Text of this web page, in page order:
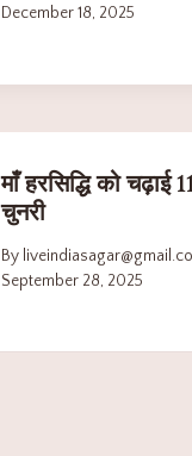
December 18, 2025
माँ हरसिद्धि को चढ़ाई
चुनरी
By
September 28, 2025